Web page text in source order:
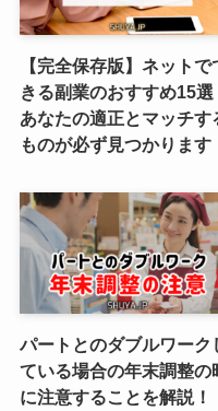
【完全保存版】ネットで
きる副業のおすすめ15選
あなたの適正とマッチす
ものが必ず見つかります
パートとのダブルワーク
ている場合の年末調整の
に注意することを解説！